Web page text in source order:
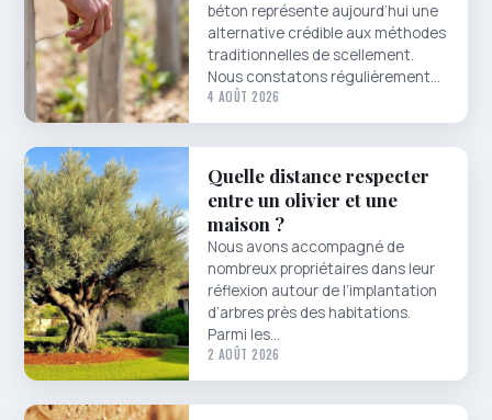
béton représente aujourd’hui une
alternative crédible aux méthodes
traditionnelles de scellement.
Nous constatons régulièrement…
4 AOÛT 2026
Quelle distance respecter
entre un olivier et une
maison ?
Nous avons accompagné de
nombreux propriétaires dans leur
réflexion autour de l’implantation
d’arbres près des habitations.
Parmi les…
2 AOÛT 2026